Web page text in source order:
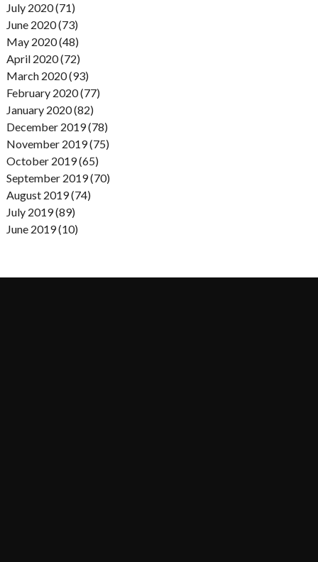
July 2020 (71)
June 2020 (73)
May 2020 (48)
April 2020 (72)
March 2020 (93)
February 2020 (77)
January 2020 (82)
December 2019 (78)
November 2019 (75)
October 2019 (65)
September 2019 (70)
August 2019 (74)
July 2019 (89)
June 2019 (10)